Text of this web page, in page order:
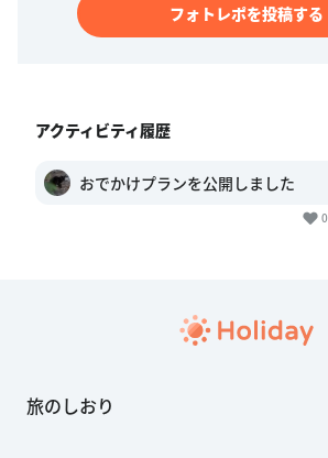
フォトレポを投稿する
アクティビティ履歴
おでかけプランを公開しました
0
旅のしおり